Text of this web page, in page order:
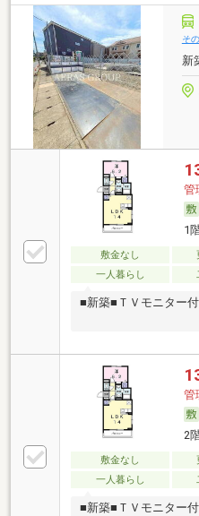
そ
新
管
1
敷金なし
一人暮らし
■新築■ＴＶモニター
管
2
敷金なし
一人暮らし
■新築■ＴＶモニター